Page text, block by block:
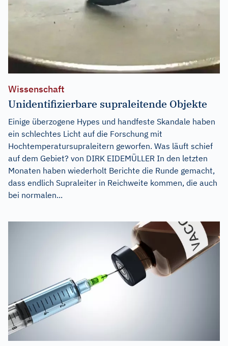
Wissenschaft
Unidentifizierbare supraleitende Objekte
Einige überzogene Hypes und handfeste Skandale haben
ein schlechtes Licht auf die Forschung mit
Hochtemperatursupraleitern geworfen. Was läuft schief
auf dem Gebiet? von DIRK EIDEMÜLLER In den letzten
Monaten haben wiederholt Berichte die Runde gemacht,
dass endlich Supraleiter in Reichweite kommen, die auch
bei normalen...